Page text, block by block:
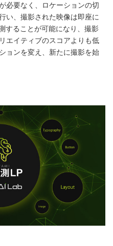
必要なく、ロケーションの切
い、撮影された映像は即座に
することが可能になり、撮影
エイティブのスコアよりも低
ョンを変え、新たに撮影を始